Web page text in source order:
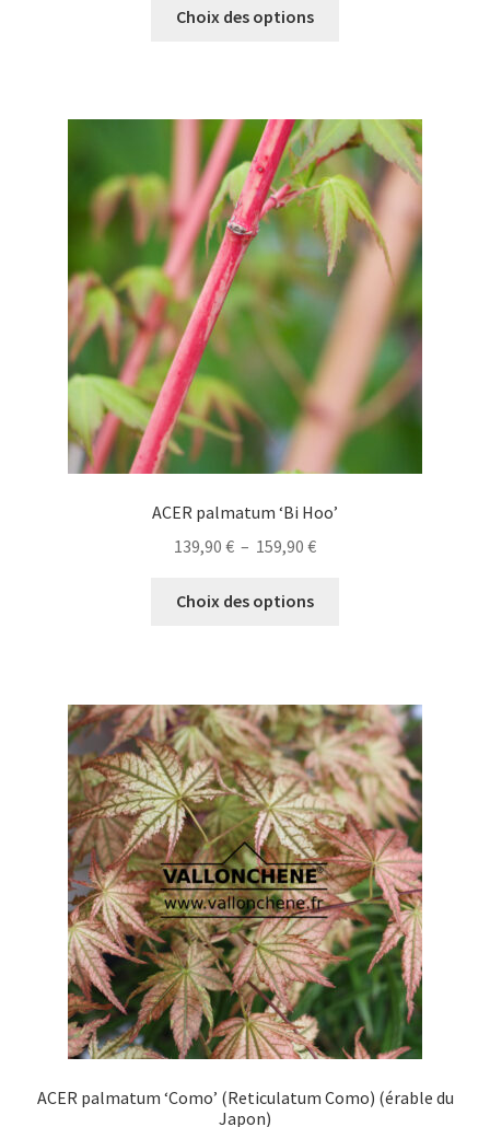
prix :
Choix des options
Les
options
peuvent
être
choisies
sur
la
produit
ACER palmatum ‘Bi Hoo’
139,90 € – 159,90 €Plage
Choix des options
Les
options
peuvent
être
choisies
sur
la
page
du
produit
ACER palmatum ‘Como’ (Reticulatum Como) (érable du
Japon)